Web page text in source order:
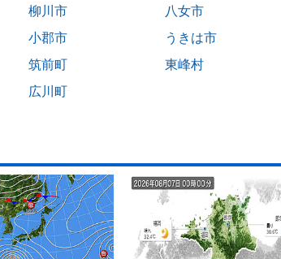
柳川市
八女市
小郡市
うきは市
筑前町
東峰村
広川町